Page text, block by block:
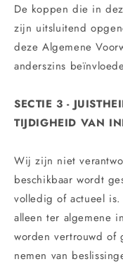
De koppen die in
zijn uitsluitend
deze Algemene
anderszins
SECTIE 3 -
TIJDIGHEID VAN
Wij zijn niet
beschikbaar wordt
volledig of actueel
alleen ter algemene
worden vertrouwd of
nemen van